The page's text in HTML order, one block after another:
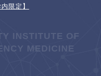
限定】
INSTITUTE OF
MEDICINE